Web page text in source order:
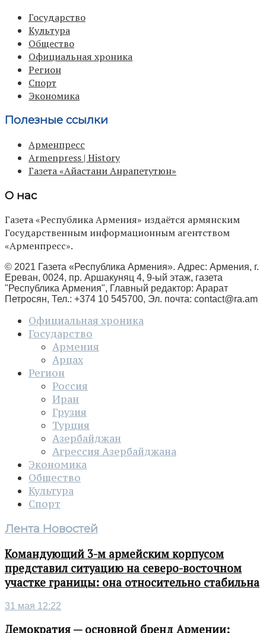
Государство
Культура
Общество
Официальная хроника
Регион
Спорт
Экономика
Полезные ссылки
Арменпресс
Armenpress | History
Газета «Айастани Анрапетутюн»
О нас
Газета «Республика Армения» издаётся армянским
Государственным информационным агентством
«Арменпресс».
© 2021 Газета «Республика Армения». Адрес: Армения, г.
Ереван, 0024, пр. Аршакуняц 4, 9-ый этаж, газета
"Республика Армения", Главный редактор: Арарат
Петросян, Тел.: +374 10 545700, Эл. почта: contact@ra.am
Официальная хроника
Государство
Армения
Арцах
Регион
Россия
Иран
Грузия
Турция
Азербайджан
Агрессия Азербайджана
Экономика
Общество
Культура
Спорт
Лента Новостей
Командующий 3-м армейским корпусом
представил ситуацию на северо-восточном
участке границы: она относительно стабильна
31 мая 12:22
Демократия — основной бренд Армении: